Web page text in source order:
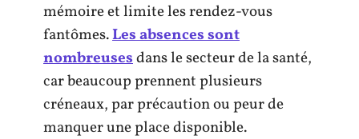
mémoire et limite les rendez-vous
fantômes.Les absences sont
nombreusesdans le secteur de la santé,
car beaucoup prennent plusieurs
créneaux, par précaution ou peur de
manquer une place disponible.